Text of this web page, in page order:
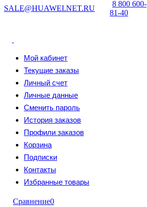
SALE@HUAWEI.NET.RU
8 800 600-
81-40
Мой кабинет
Текущие заказы
Личный счет
Личные данные
Сменить пароль
История заказов
Профили заказов
Корзина
Подписки
Контакты
Избранные товары
Сравнение0